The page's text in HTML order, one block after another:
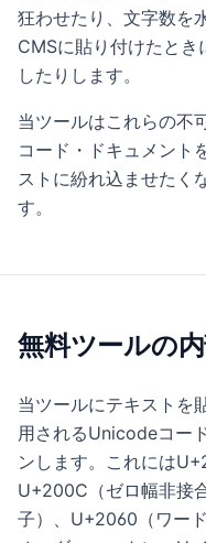
狂わせたり、文字数を
CMSに貼り付けたとき
したりします。
当ツールはこれらの不
コード・ドキュメント
ストに紛れ込ませたく
す。
無料ツールの
当ツールにテキストを
用されるUnicodeコー
ンします。これには
U+200C（ゼロ幅非接
子）、U+2060（ワー